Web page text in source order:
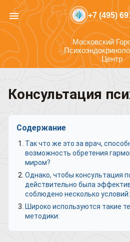
menu +7 (495)
Московский
Центр
Консультация
Содержание
Так что же это за врач,
возможность обретения
миром?
Однако, чтобы консультация
действительно была
соблюдено несколько условий:
Широко используются такие
методики: